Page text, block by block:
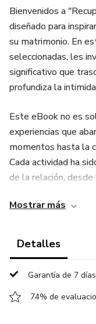
Bienvenidos a
diseñado para
su matrimonio. En
seleccionadas, les
significativo que
profundiza la
Este eBook no es
experiencias que
momentos hasta la
Cada actividad ha
de la relación,
puede convertirse
a explorar nuevas
está impregnada de
Mostrar más
Detalles
Garantía de 7 días
74% de